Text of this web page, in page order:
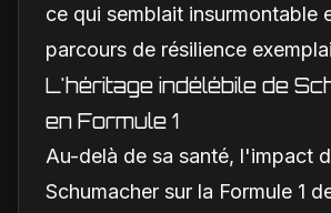
ce qui semblait insurmontable
parcours de résilience
L'héritage indélébile de
en Formule 1
Au-delà de sa santé, l'impact
Schumacher sur la Formule 1